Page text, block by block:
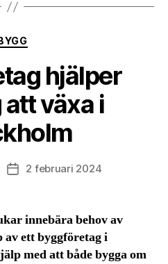
Kategorier
BYGG
hjälper
växa i
Inläggsdatum
2 februari 2024
innebära behov av
ett byggföretag i
med att både bygga om